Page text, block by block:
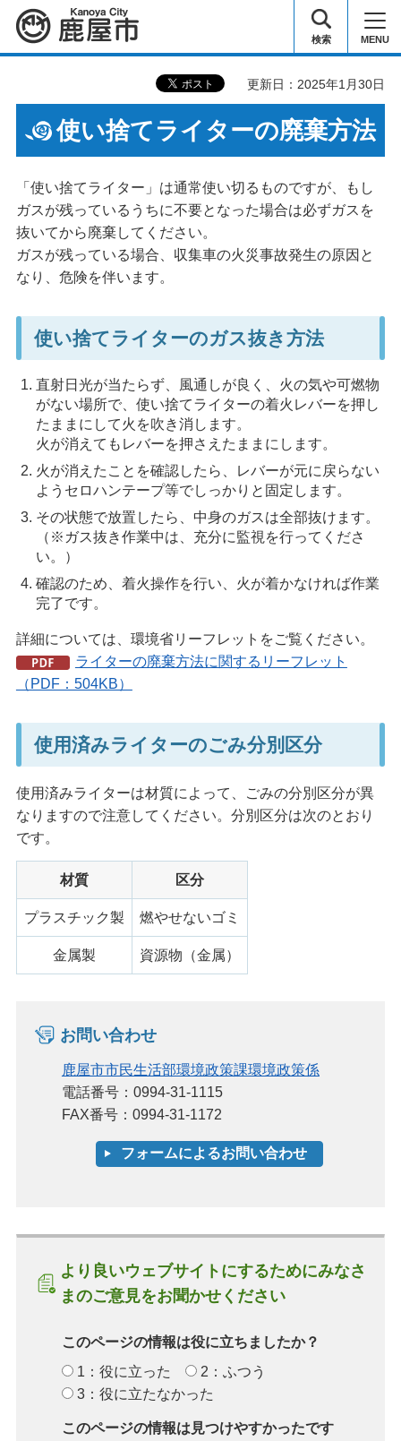
鹿屋市 検索 MENU
更新日：2025年1月30日
使い捨てライターの廃棄方法
「使い捨てライター」は通常使い切るものですが、もし
ガスが残っているうちに不要となった場合は必ずガスを
抜いてから廃棄してください。
ガスが残っている場合、収集車の火災事故発生の原因と
なり、危険を伴います。
使い捨てライターのガス抜き方法
直射日光が当たらず、風通しが良く、火の気や可燃物
がない場所で、使い捨てライターの着火レバーを押し
たままにして火を吹き消します。
火が消えてもレバーを押さえたままにします。
火が消えたことを確認したら、レバーが元に戻らない
ようセロハンテープ等でしっかりと固定します。
その状態で放置したら、中身のガスは全部抜けます。
（※ガス抜き作業中は、充分に監視を行ってくださ
い。）
確認のため、着火操作を行い、火が着かなければ作業
完了です。
詳細については、環境省リーフレットをご覧ください。
ライターの廃棄方法に関するリーフレット
（PDF：504KB）
使用済みライターのごみ分別区分
使用済みライターは材質によって、ごみの分別区分が異
なりますので注意してください。分別区分は次のとおり
です。
材質 区分
プラスチック製 燃やせないゴミ
金属製 資源物（金属）
お問い合わせ
鹿屋市市民生活部環境政策課環境政策係
電話番号：0994-31-1115
FAX番号：0994-31-1172
より良いウェブサイトにするためにみなさ
まのご意見をお聞かせください
このページの情報は役に立ちましたか？
1：役に立った
2：ふつう
3：役に立たなかった
このページの情報は見つけやすかったです